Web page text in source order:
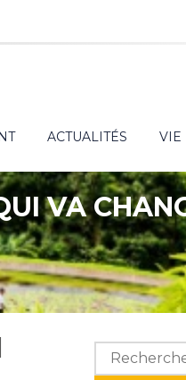
ACTUALITÉS VIE
VA
Blog
sidebar
Rechercher :